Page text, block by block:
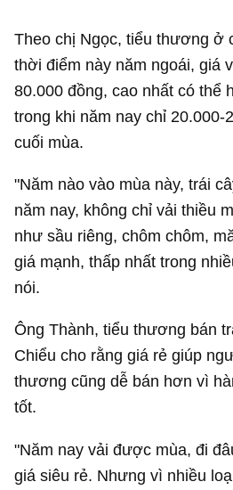
Theo chị Ngọc, tiểu thương ở
thời điểm này năm ngoái, giá
80.000 đồng, cao nhất có thể
trong khi năm nay chỉ 20.000-
cuối mùa.
"Năm nào vào mùa này, trái
năm nay, không chỉ vải thiều
như sầu riêng, chôm chôm,
giá mạnh, thấp nhất trong
nói.
Ông Thành, tiểu thương bán
Chiểu cho rằng giá rẻ giúp
thương cũng dễ bán hơn vì
tốt.
"Năm nay vải được mùa, đi
giá siêu rẻ. Nhưng vì nhiều